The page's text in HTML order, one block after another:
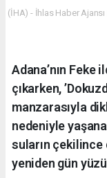
(İHA) - İhlas Haber
Adana’nın
çıkarken,
manzarasıyla
nedeniyle
suların çekilince
yeniden gün